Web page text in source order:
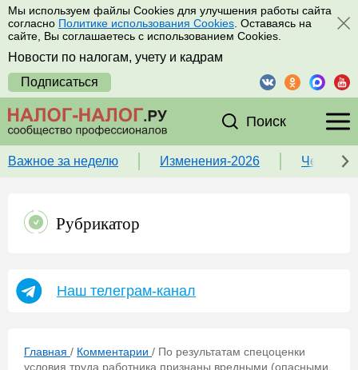
Мы используем файлы Cookies для улучшения работы сайта
согласно Политике использования Cookies . Оставаясь на
сайте, Вы соглашаетесь с использованием Cookies.
Новости по налогам, учету и кадрам
Подписаться
Поиск
Важное за неделю Изменения-2026 Чек-
Рубрикатор
Наш телеграм-канал
Главная / Комментарии / По результатам спецоценки
условия труда работника признаны вредными (опасными,